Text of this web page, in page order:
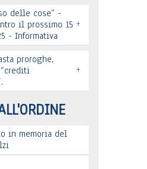
delle cose” -
il prossimo 15
- Informativa
+
delle cose” -
proroghe,
+
in memoria del